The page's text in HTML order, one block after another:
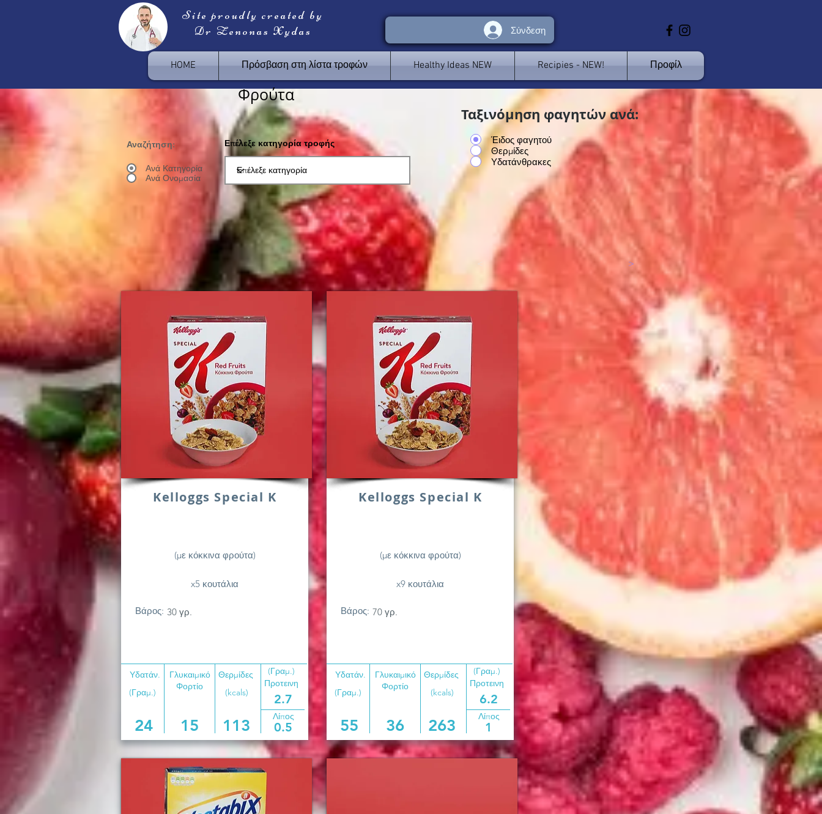
Site proudly created by
Dr Zenonas Xydas
Σύνδεση
HOME Πρόσβαση στη λίστα τροφών Healthy Ideas NEW Recipies - NEW! Προφίλ
Φρούτα
Επέλεξε κατηγορία τροφής
Αναζήτηση:
Ανά Κατηγορία
Ανά Ονομασία
Έιδος φαγητού
Θερμίδες
Υδατάνθρακες
Ταξινόμηση φαγητών ανά:
< >
Kelloggs Special K
(με κόκκινα φρούτα)
x5 κουτάλια
Βάρος: 30 γρ.
Υδατάν.
Γλυκαιμικό
Φορτίο
(Γραμ.)
Θερμίδες
(kcals)
Προτεινη
2.7
(Γραμ.)
24 15 113 Λίπος
0.5
Kelloggs Special K
(με κόκκινα φρούτα)
x9 κουτάλια
Βάρος: 70 γρ.
Υδατάν.
Γλυκαιμικό
Φορτίο
(Γραμ.)
Θερμίδες
(kcals)
Προτεινη
6.2
(Γραμ.)
55 36 263 Λίπος
1